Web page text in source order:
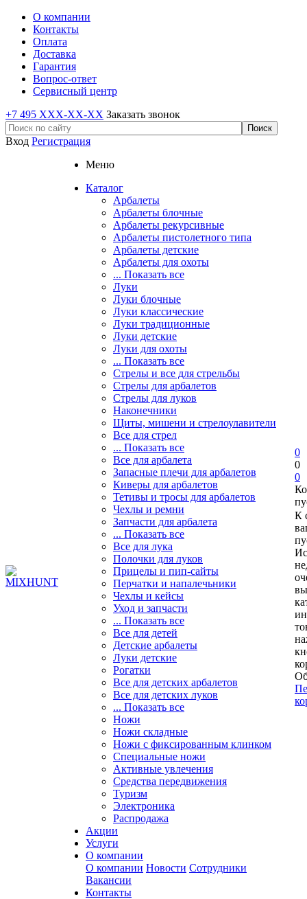
О компании
Контакты
Оплата
Доставка
Гарантия
Вопрос-ответ
Сервисный центр
+7 495 XXX-XX-XX Заказать звонок
Вход Регистрация
Меню
Каталог
Арбалеты
Арбалеты блочные
Арбалеты рекурсивные
Арбалеты пистолетного типа
Арбалеты детские
Арбалеты для охоты
... Показать все
Луки
Луки блочные
Луки классические
Луки традиционные
Луки детские
Луки для охоты
... Показать все
Стрелы и все для стрельбы
Стрелы для арбалетов
Стрелы для луков
Наконечники
Щиты, мишени и стрелоулавители
Все для стрел
... Показать все
Все для арбалета
Запасные плечи для арбалетов
Киверы для арбалетов
Тетивы и тросы для арбалетов
Чехлы и ремни
Запчасти для арбалета
... Показать все
Все для лука
Полочки для луков
Прицелы и пип-сайты
Перчатки и напалечьники
Чехлы и кейсы
Уход и запчасти
... Показать все
Все для детей
Детские арбалеты
Луки детские
Рогатки
Все для детских арбалетов
Все для детских луков
... Показать все
Ножи
Ножи складные
Ножи с фиксированным клинком
Специальные ножи
Активные увлечения
Средства передвижения
Туризм
Электроника
Распродажа
Акции
Услуги
О компании
О компании Новости Сотрудники
Вакансии
Контакты
0
0
0
К